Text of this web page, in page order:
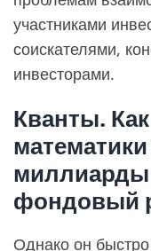
участниками
соискателями,
инвесторами.
Кванты.
миллиарды
фондовый
Однако он